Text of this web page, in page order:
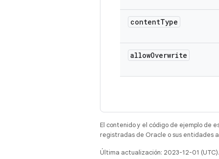
contentType
allowOverwrite
El contenido y el código de ejemplo de
registradas de Oracle o sus entidades
Última actualización: 2023-12-01 (UTC).